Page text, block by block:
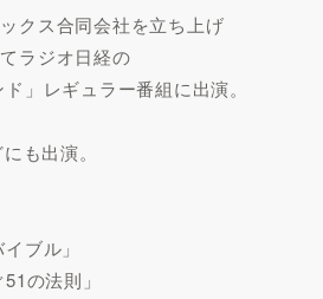
クス合同会社を立ち上げ
ラジオ日経の
」レギュラー番組に出演。
も出演。
ブル」
の法則」